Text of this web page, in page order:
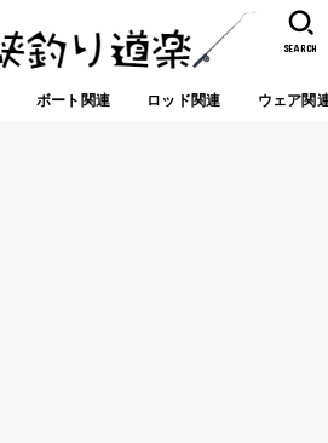
ボート関連 ロッド関連 ウェア関
SEARCH